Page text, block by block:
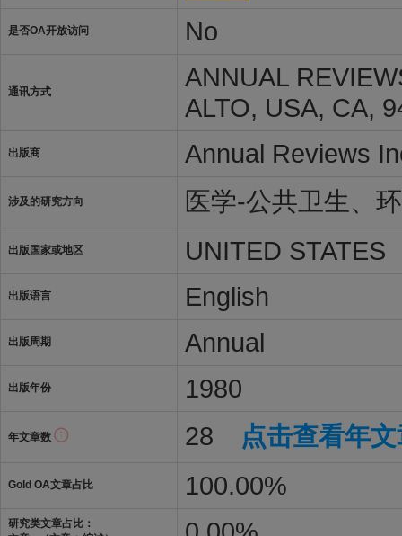
是否OA开放访问 No
通讯方式
ANNUAL
ALTO, USA, CA,
出版商 Annual Reviews
涉及的研究方向 医学-公共卫生、
出版国家或地区 UNITED STATES
出版语言 English
出版周期 Annual
出版年份 1980
年文章数 28 点击查看年
Gold OA文章占比 100.00%
研究类文章占比：